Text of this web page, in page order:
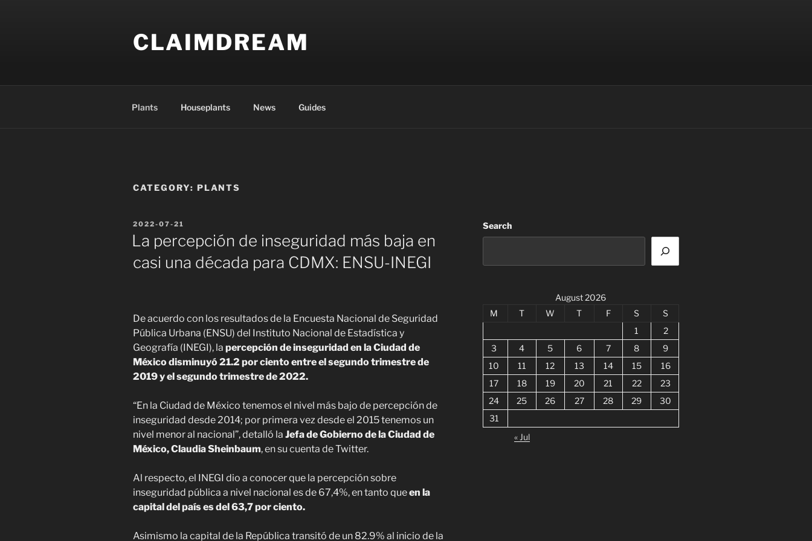
CLAIMDREAM
Plants Houseplants News Guides
CATEGORY: PLANTS
POSTED
ON
2022-07-21
La percepción de inseguridad más baja en
casi una década para CDMX: ENSU-INEGI
De acuerdo con los resultados de la Encuesta Nacional de Seguridad
Pública Urbana (ENSU) del Instituto Nacional de Estadística y
Geografía (INEGI), la percepción de inseguridad en la Ciudad de
México disminuyó 21.2 por ciento entre el segundo trimestre de
2019 y el segundo trimestre de 2022.
“En la Ciudad de México tenemos el nivel más bajo de percepción de
inseguridad desde 2014; por primera vez desde el 2015 tenemos un
nivel menor al nacional”, detalló la Jefa de Gobierno de la Ciudad de
México, Claudia Sheinbaum, en su cuenta de Twitter.
Al respecto, el INEGI dio a conocer que la percepción sobre
inseguridad pública a nivel nacional es de 67,4%, en tanto queen la
capital del país es del 63,7 por ciento.
Asimismo la capital de la República transitó de un 82.9% al inicio de la
Search
August 2026
M
T W T F S
S
1
2
3
4 5 6 7 8
9
10
11 12 13 14 15
16
17
18 19 20 21 22
23
24
25 26 27 28 29
30
31
« Jul